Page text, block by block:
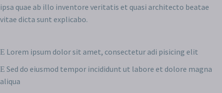
ipsa quae ab illo inventore veritatis et quasi architecto beatae
vitae dicta sunt explicabo.
Lorem ipsum dolor sit amet, consectetur adi pisicing elit
Sed do eiusmod tempor incididunt ut labore et dolore magna
aliqua